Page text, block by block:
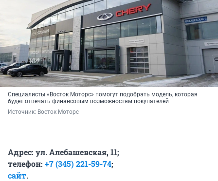
Специалисты «Восток Моторс» помогут подобрать модель, которая
будет отвечать финансовым возможностям покупателей
Источник: Восток Моторс
Адрес: ул. Алебашевская, 11;
телефон: +7 (345) 221-59-74;
сайт.